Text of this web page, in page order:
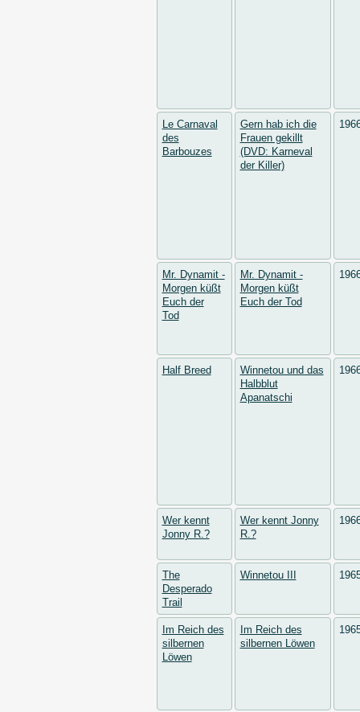
Le Carnaval
des
Barbouzes
Gern hab ich die
Frauen gekillt
(DVD: Karneval
der Killer)
Mr. Dynamit -
Morgen küßt
Euch der
Tod
Mr. Dynamit -
Morgen küßt
Euch der Tod
Half Breed
Winnetou und das
Halbblut
Apanatschi
Wer kennt
Jonny R.?
Wer kennt Jonny
R.?
The
Desperado
Trail
Winnetou III
Im Reich des
silbernen
Löwen
Im Reich des
silbernen Löwen